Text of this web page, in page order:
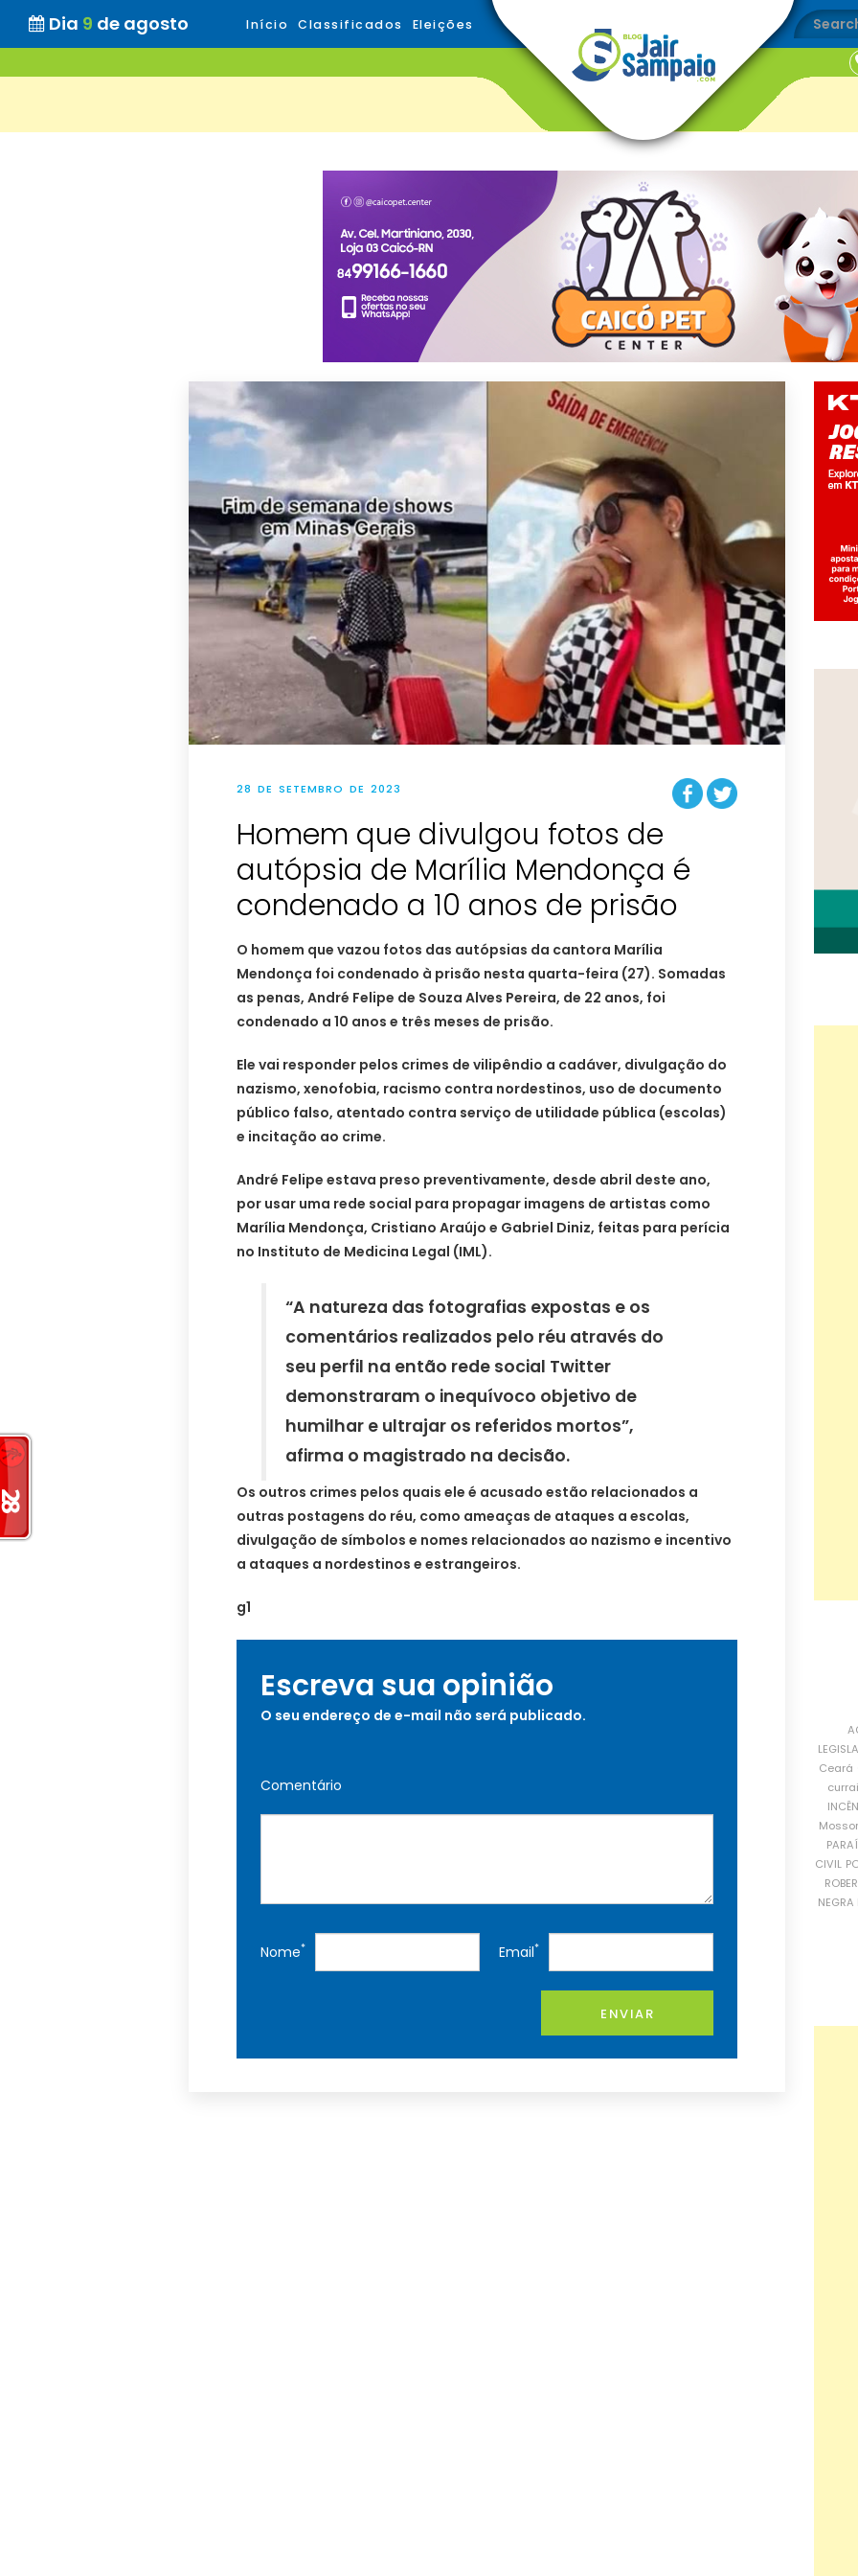
Dia 9 de agosto Início Classificados Eleições
28 DE SETEMBRO DE 2023
Homem que divulgou fotos de
autópsia de Marília Mendonça é
condenado a 10 anos de prisão
O homem que vazou fotos das autópsias da cantora Marília
Mendonça foi condenado à prisão nesta quarta-feira (27). Somadas
as penas, André Felipe de Souza Alves Pereira, de 22 anos, foi
condenado a 10 anos e três meses de prisão.
Ele vai responder pelos crimes de vilipêndio a cadáver, divulgação do
nazismo, xenofobia, racismo contra nordestinos, uso de documento
público falso, atentado contra serviço de utilidade pública (escolas)
e incitação ao crime.
André Felipe estava preso preventivamente, desde abril deste ano,
por usar uma rede social para propagar imagens de artistas como
Marília Mendonça, Cristiano Araújo e Gabriel Diniz, feitas para perícia
no Instituto de Medicina Legal (IML).
“A natureza das fotografias expostas e os
comentários realizados pelo réu através do
seu perfil na então rede social Twitter
demonstraram o inequívoco objetivo de
humilhar e ultrajar os referidos mortos”,
afirma o magistrado na decisão.
Os outros crimes pelos quais ele é acusado estão relacionados a
outras postagens do réu, como ameaças de ataques a escolas,
divulgação de símbolos e nomes relacionados ao nazismo e incentivo
a ataques a nordestinos e estrangeiros.
g1
Escreva sua opinião
O seu endereço de e-mail não será publicado.
Comentário
Nome* Email*
ENVIAR
Ceará
CIVIL
NEGRA